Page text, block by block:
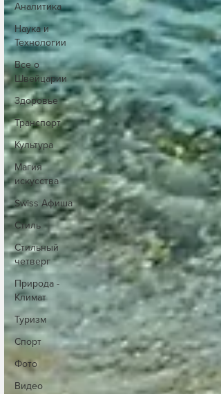
Аналитика
Наука и
Технологии
Все о
Швейцарии
Здоровье
Транспорт
Культура
Магия
искусства
Swiss Афиша
Стиль
Стильный
четверг
Природа -
Климат
Туризм
Спорт
Фото
Видео